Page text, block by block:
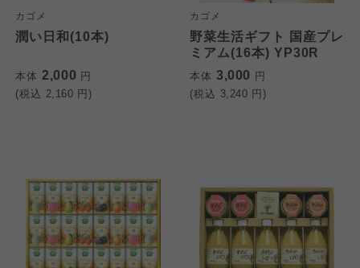
カゴメ
潤い日和(10本)
本体 2,000 円
(税込 2,160 円)
カゴメ
野菜生活ギフト 国産プレ
ミアム(16本) YP30R
本体 3,000 円
(税込 3,240 円)